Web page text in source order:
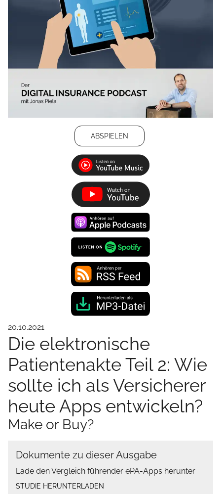
ABSPIELEN
20.10.2021
Die elektronische
Patientenakte Teil 2: Wie
sollte ich als Versicherer
heute Apps entwickeln?
Make or Buy?
Dokumente zu dieser Ausgabe
Lade den Vergleich führender ePA-Apps herunter
STUDIE HERUNTERLADEN